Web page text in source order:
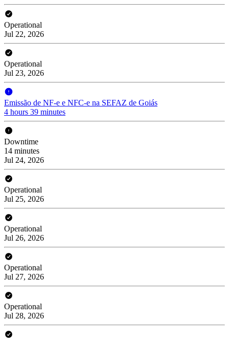
Operational
Jul 22, 2026
Operational
Jul 23, 2026
Emissão de NF-e e NFC-e na SEFAZ de Goiás
4 hours 39 minutes
Downtime
14 minutes
Jul 24, 2026
Operational
Jul 25, 2026
Operational
Jul 26, 2026
Operational
Jul 27, 2026
Operational
Jul 28, 2026